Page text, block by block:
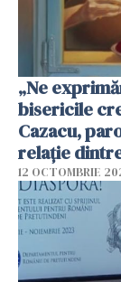
„Ne
bisericile
Cazacu,
relație
12 OCTOMBRIE